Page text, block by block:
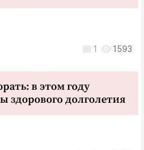
1 1593
в этом году
здорового долголетия